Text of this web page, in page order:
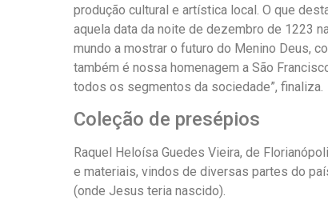
produção cultural e artística local. O que
aquela data da noite de dezembro de 1223
mundo a mostrar o futuro do Menino Deus,
também é nossa homenagem a São
todos os segmentos da sociedade”, finaliza.
Coleção de presépios
Raquel Heloísa Guedes Vieira, de
e materiais, vindos de diversas partes do
(onde Jesus teria nascido).